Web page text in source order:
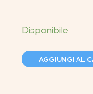
AGGIUNGI AL